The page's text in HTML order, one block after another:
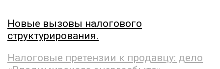
Новые вызовы налогового
структурирования.
Налоговые претензии к продавцу: дело